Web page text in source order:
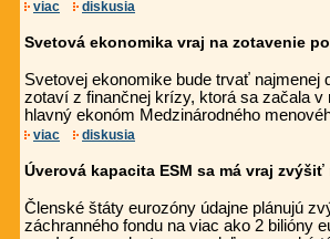
viac diskusia
Svetová ekonomika vraj na zotavenie
Svetovej ekonomike bude trvať najmenej
zotaví z finančnej krízy, ktorá sa začala v
hlavný ekonóm Medzinárodného
viac diskusia
Úverová kapacita ESM sa má vraj
Členské štáty eurozóny údajne plánujú
záchranného fondu na viac ako 2 bilióny